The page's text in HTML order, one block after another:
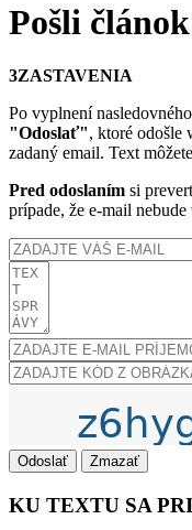
Pošli
3ZASTAVENIA
Po vyplnení
"Odoslať", ktoré odošle
zadaný email. Text
Pred odoslaním si
prípade, že e-mail
Odoslať Zmazať
KU TEXTU SA